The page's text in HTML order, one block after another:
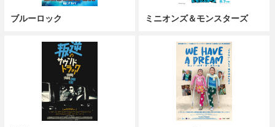
ブルーロック ミニオンズ＆モンスターズ